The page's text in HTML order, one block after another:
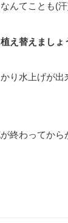
んてことも(
え替えましょ
り水上げが出
終わってから